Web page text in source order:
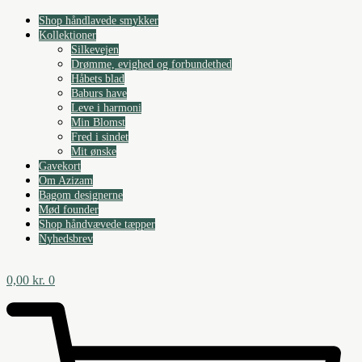
VidereShop håndlavede smykker
Kollektioner
Silkevejen
Drømme, evighed og forbundethed
Håbets blad
Baburs have
Leve i harmoni
Min Blomst
Fred i sindet
Mit ønske
Gavekort
Om Azizam
Bagom designerne
Mød founder
Shop håndvævede tæpper
Nyhedsbrev
0,00 kr. 0